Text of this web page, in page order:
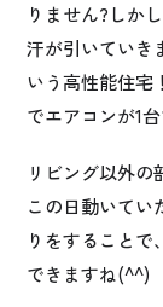
りません?しか
汗が引いていき
いう高性能住宅
でエアコンが1
リビング以外の
この日動いてい
りをすること
できますね(^^)